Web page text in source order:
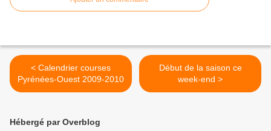
< Calendrier courses
Pyrénées-Ouest 2009-2010
Début de la saison ce
week-end >
Hébergé par Overblog